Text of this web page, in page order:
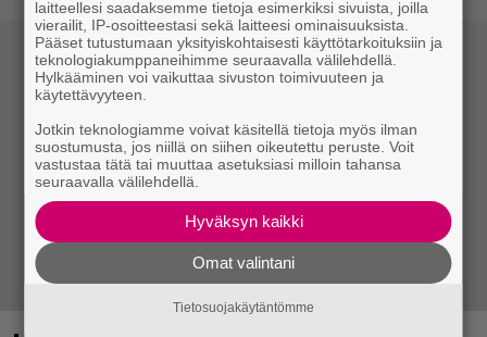
laitteellesi saadaksemme tietoja esimerkiksi sivuista, joilla
vierailit, IP-osoitteestasi sekä laitteesi ominaisuuksista.
Pääset tutustumaan yksityiskohtaisesti käyttötarkoituksiin ja
teknologiakumppaneihimme seuraavalla välilehdellä.
Hylkääminen voi vaikuttaa sivuston toimivuuteen ja
käytettävyyteen.
Jotkin teknologiamme voivat käsitellä tietoja myös ilman
suostumusta, jos niillä on siihen oikeutettu peruste. Voit
vastustaa tätä tai muuttaa asetuksiasi milloin tahansa
seuraavalla välilehdellä.
Hyväksyn kaikki
Omat valintani
Tietosuojakäytäntömme